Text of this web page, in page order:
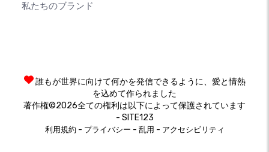
私たちのブランド
誰もが世界に向けて何かを発信できるように、愛と情熱
を込めて作られました
著作権©2026全ての権利は以下によって保護されています
- SITE123
利用規約 - プライバシー - 乱用 - アクセシビリティ